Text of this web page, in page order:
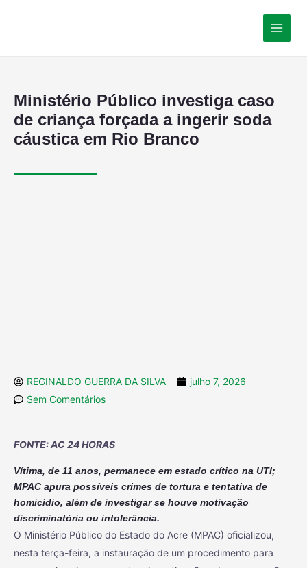
Ministério Público investiga caso
de criança forçada a ingerir soda
cáustica em Rio Branco
REGINALDO GUERRA DA SILVA
julho 7, 2026
Sem Comentários
FONTE: AC 24 HORAS
Vítima, de 11 anos, permanece em estado crítico na UTI;
MPAC apura possíveis crimes de tortura e tentativa de
homicídio, além de investigar se houve motivação
discriminatória ou intolerância.
O Ministério Público do Estado do Acre (MPAC) oficializou,
nesta terça-feira, a instauração de um procedimento para